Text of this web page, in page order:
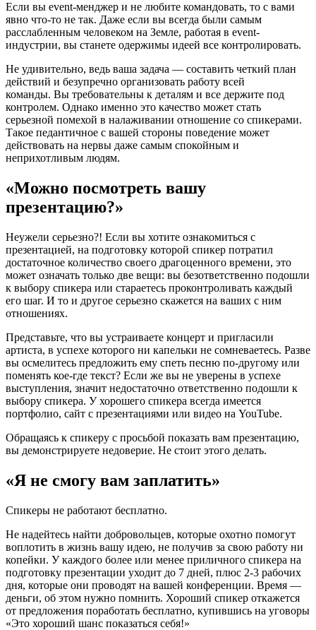
Если вы event-менджер и не любите командовать, то с вами
явно что-то не так. Даже если вы всегда были самым
расслабленным человеком на Земле, работая в event-
индустрии, вы станете одержимы идеей все контролировать.
Не удивительно, ведь ваша задача — составить четкий план
действий и безупречно организовать работу всей
команды. Вы требовательны к деталям и все держите под
контролем. Однако именно это качество может стать
серьезной помехой в налаживании отношение со спикерами.
Такое педантичное с вашей стороны поведение может
действовать на нервы даже самым спокойным и
неприхотливым людям.
«Можно посмотреть вашу
презентацию?»
Неужели серьезно?! Если вы хотите ознакомиться с
презентацией, на подготовку которой спикер потратил
достаточное количество своего драгоценного времени, это
может означать только две вещи: вы безответственно подошли
к выбору спикера или стараетесь проконтроливать каждый
его шаг. И то и другое серьезно скажется на ваших с ним
отношениях.
Представьте, что вы устраиваете концерт и пригласили
артиста, в успехе которого ни капельки не сомневаетесь. Разве
вы осмелитесь предложить ему спеть песню по-другому или
поменять кое-где текст? Если же вы не уверены в успехе
выступления, значит недостаточно ответственно подошли к
выбору спикера. У хорошего спикера всегда имеется
портфолио, сайт с презентациями или видео на YouTube.
Обращаясь к спикеру с просьбой показать вам презентацию,
вы демонстрируете недоверие. Не стоит этого делать.
«Я не смогу вам заплатить»
Спикеры не работают бесплатно.
Не надейтесь найти добровольцев, которые охотно помогут
воплотить в жизнь вашу идею, не получив за свою работу ни
копейки. У каждого более или менее приличного спикера на
подготовку презентации уходит до 7 дней, плюс 2-3 рабочих
дня, которые они проводят на вашей конференции. Время —
деньги, об этом нужно помнить. Хороший спикер откажется
от предложения поработать бесплатно, купившись на уговоры
«Это хороший шанс показаться себя!»